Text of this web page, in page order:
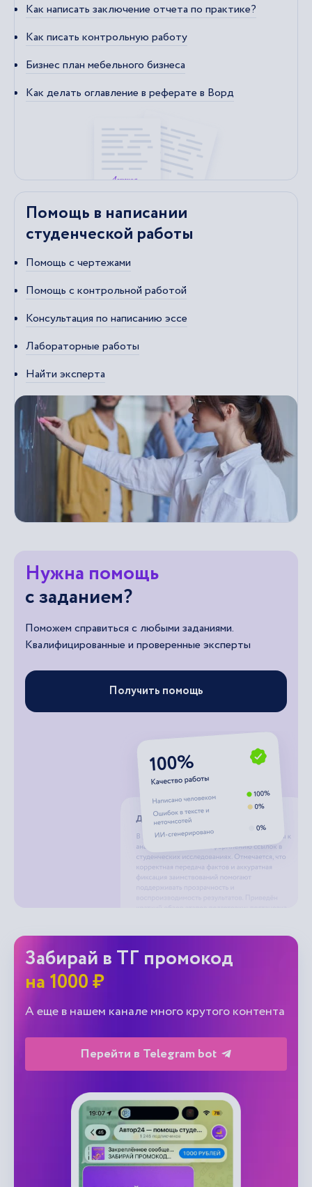
Как написать заключение отчета по практике?
Как писать контрольную работу
Бизнес план мебельного бизнеса
Как делать оглавление в реферате в Ворд
Помощь в написании
студенческой работы
Помощь с чертежами
Помощь с контрольной работой
Консультация по написанию эссе
Лабораторные работы
Найти эксперта
Нужна помощь
с заданием?
Поможем справиться с любыми заданиями.
Квалифицированные и проверенные эксперты
Получить помощь
Забирай в ТГ промокод
на 1000 ₽
А еще в нашем канале много крутого контента
Перейти в Telegram bot